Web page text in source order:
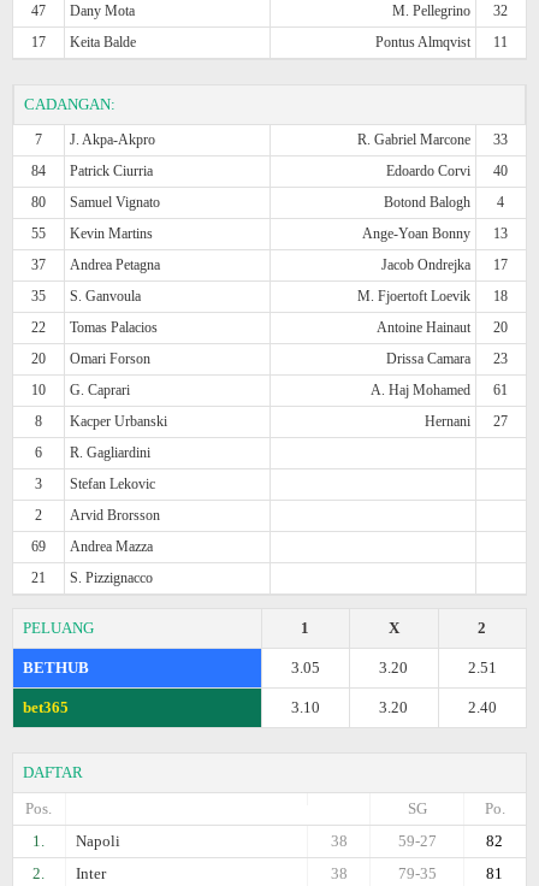
47
Dany Mota M. Pellegrino
32
17
Keita Balde Pontus Almqvist 11
CADANGAN:
7 J. Akpa-Akpro R. Gabriel Marcone
33
84
Patrick Ciurria Edoardo Corvi
40
80
Samuel Vignato Botond Balogh
4
55
Kevin Martins Ange-Yoan Bonny
13
37
Andrea Petagna Jacob Ondrejka
17
35
S. Ganvoula M. Fjoertoft Loevik
18
22
Tomas Palacios Antoine Hainaut
20
20
Omari Forson Drissa Camara
23
10
G. Caprari A. Haj Mohamed
61
8
Kacper Urbanski Hernani
27
6
R. Gagliardini
3
Stefan Lekovic
2
Arvid Brorsson
69
Andrea Mazza
21
S. Pizzignacco
PELUANG 2
X
1
BETHUB 2.51
3.20
3.05
bet365 2.40
3.20
3.10
DAFTAR
Pos.
Po.
SG
1.
Napoli 82
59-27
38
2.
Inter 81
79-35
38